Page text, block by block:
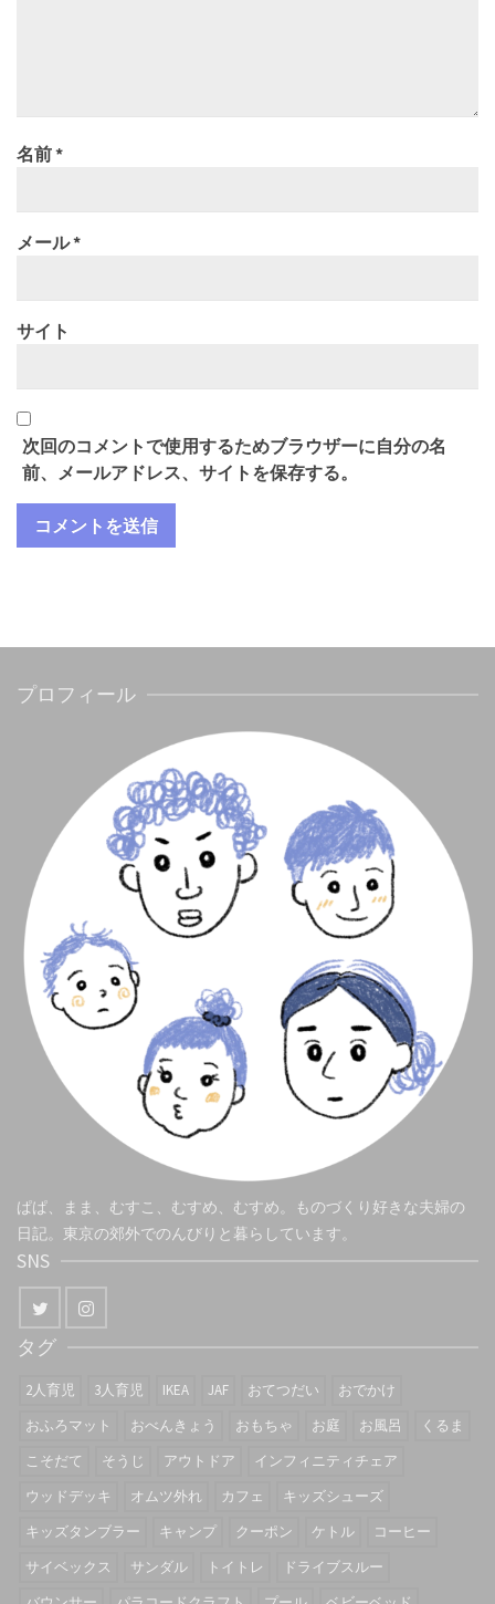
名前*
メール*
サイト
次回のコメントで使用するためブラウザーに自分の名
前、メールアドレス、サイトを保存する。
プロフィール
ぱぱ、まま、むすこ、むすめ、むすめ。ものづくり好きな夫婦の
日記。東京の郊外でのんびりと暮らしています。
SNS
タグ
2人育児 3人育児 IKEA JAF おてつだい
おでかけ
おふろマット
おべんきょう おもちゃ お庭 お風呂
くるま
こそだて
そうじ アウトドア
インフィニティチェア
ウッドデッキ
オムツ外れ カフェ
キッズシューズ
キッズタンブラー
キャンプ クーポン ケトル
コーヒー
サイベックス
サンダル トイトレ
ドライブスルー